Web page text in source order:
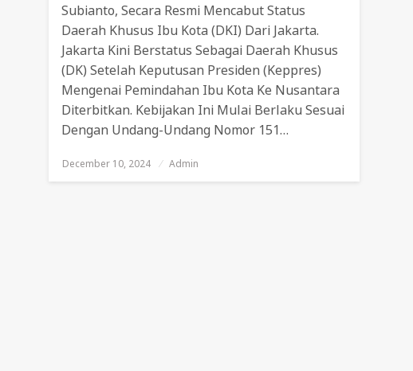
Subianto, Secara Resmi Mencabut Status
Daerah Khusus Ibu Kota (DKI) Dari Jakarta.
Jakarta Kini Berstatus Sebagai Daerah Khusus
(DK) Setelah Keputusan Presiden (Keppres)
Mengenai Pemindahan Ibu Kota Ke Nusantara
Diterbitkan. Kebijakan Ini Mulai Berlaku Sesuai
Dengan Undang-Undang Nomor 151…
Posted
December 10, 2024 Admin